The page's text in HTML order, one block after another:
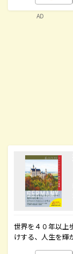
世界を４０年以上
けする、人生を輝
AD